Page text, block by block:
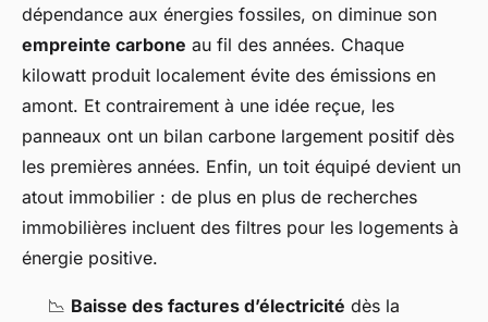
dépendance aux énergies fossiles, on diminue son
empreinte carbone au fil des années. Chaque
kilowatt produit localement évite des émissions en
amont. Et contrairement à une idée reçue, les
panneaux ont un bilan carbone largement positif dès
les premières années. Enfin, un toit équipé devient un
atout immobilier : de plus en plus de recherches
immobilières incluent des filtres pour les logements à
énergie positive.
📉 Baisse des factures d’électricité dès la